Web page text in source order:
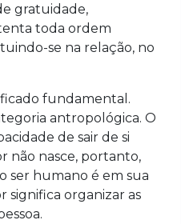
gratuidade,
toda ordem
se na relação, no
fundamental.
antropológica. O
de sair de si
não nasce, portanto,
ser humano é em sua
significa organizar as